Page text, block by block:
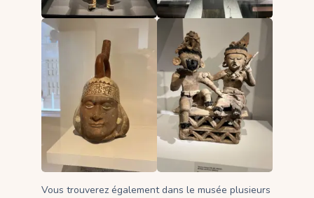
Vous trouverez également dans le musée plusieurs